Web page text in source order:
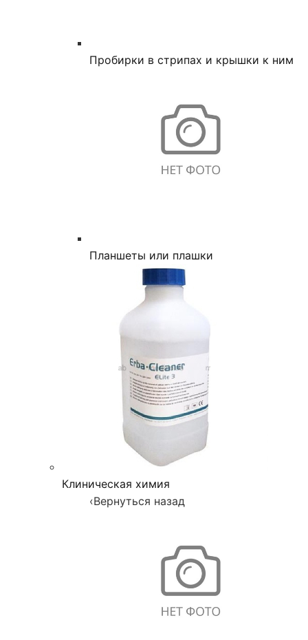
Пробирки в стрипах и крышки к ним
Планшеты или плашки
Клиническая химия
‹Вернуться назад